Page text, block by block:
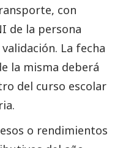
con
de la persona
La fecha
la misma deberá
del curso escolar
o rendimientos